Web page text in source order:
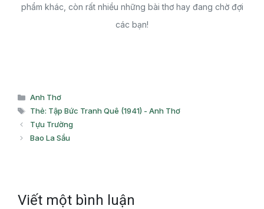
phẩm khác, còn rất nhiều những bài thơ hay đang chờ đợi
các bạn!
Danh
mục
Anh Thơ
Thẻ
Thẻ: Tập Bức Tranh Quê (1941) - Anh Thơ
Tựu Trường
Bao La Sầu
Viết một bình luận